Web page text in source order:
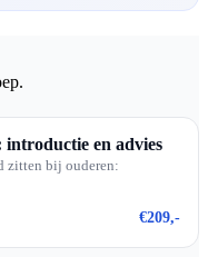
en advies
zitten bij ouderen:
€209,-